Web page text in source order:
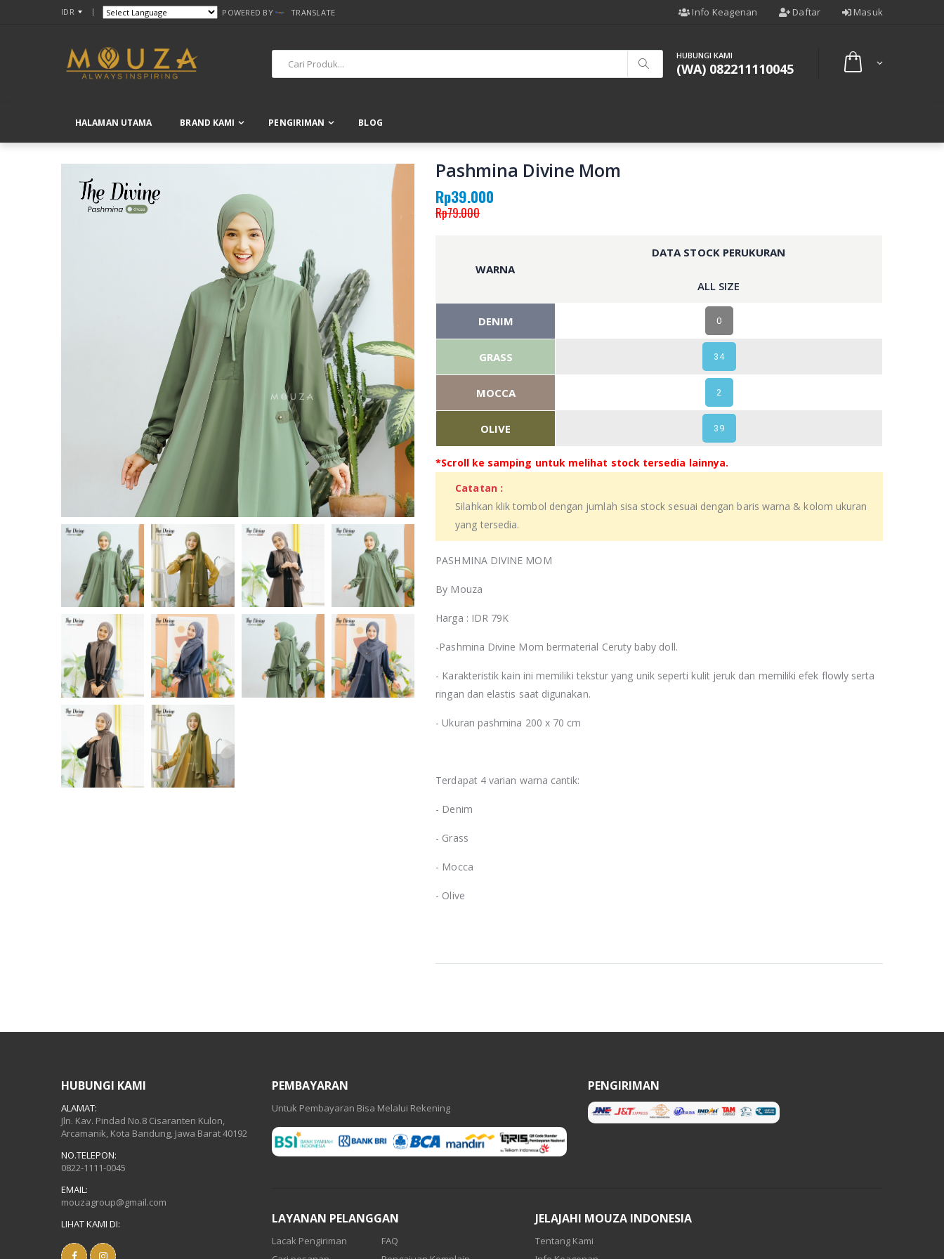
IDR POWERED BY TRANSLATE Info Keagenan Daftar Masuk
HUBUNGI KAMI
(WA) 082211110045
HALAMAN UTAMA BRAND KAMI PENGIRIMAN BLOG
Pashmina Divine Mom
Rp39.000
Rp79.000
WARNA
DATA STOCK PERUKURAN
ALL SIZE
DENIM 0
GRASS 34
MOCCA 2
OLIVE 39
*Scroll ke samping untuk melihat stock tersedia lainnya.
Catatan :
Silahkan klik tombol dengan jumlah sisa stock sesuai dengan baris warna & kolom ukuran
yang tersedia.
PASHMINA DIVINE MOM
By Mouza
Harga : IDR 79K
-Pashmina Divine Mom bermaterial Ceruty baby doll.
- Karakteristik kain ini memiliki tekstur yang unik seperti kulit jeruk dan memiliki efek flowly serta
ringan dan elastis saat digunakan.
- Ukuran pashmina 200 x 70 cm
Terdapat 4 varian warna cantik:
- Denim
- Grass
- Mocca
- Olive
HUBUNGI KAMI
ALAMAT:
Jln. Kav. Pindad No.8 Cisaranten Kulon,
Arcamanik, Kota Bandung, Jawa Barat 40192
NO.TELEPON:
0822-1111-0045
EMAIL:
mouzagroup@gmail.com
LIHAT KAMI DI:
PEMBAYARAN
Untuk Pembayaran Bisa Melalui Rekening
PENGIRIMAN
LAYANAN PELANGGAN
Lacak Pengiriman
FAQ
JELAJAHI MOUZA INDONESIA
Tentang Kami